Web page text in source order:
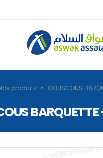
produits » COUSCOUS